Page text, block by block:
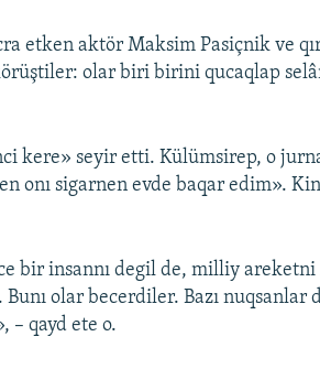
etken aktör Maksim Pasiçnik ve
olar biri birini qucaqlap
kere» seyir etti. Külümsirep, o
onı sigarnen evde baqar edim».
bir insannı degil de, milliy areketni
olar becerdiler. Bazı nuqsanlar
– qayd ete o.